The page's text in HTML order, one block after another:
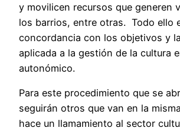
y movilicen recursos que generen
los barrios, entre otras. Todo ello
concordancia con los objetivos y
aplicada a la gestión de la cultura
autonómico.
Para este procedimiento que se
seguirán otros que van en la
hace un llamamiento al sector